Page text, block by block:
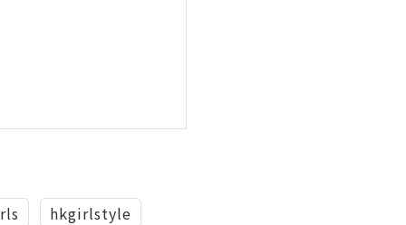
hkgirlstyle